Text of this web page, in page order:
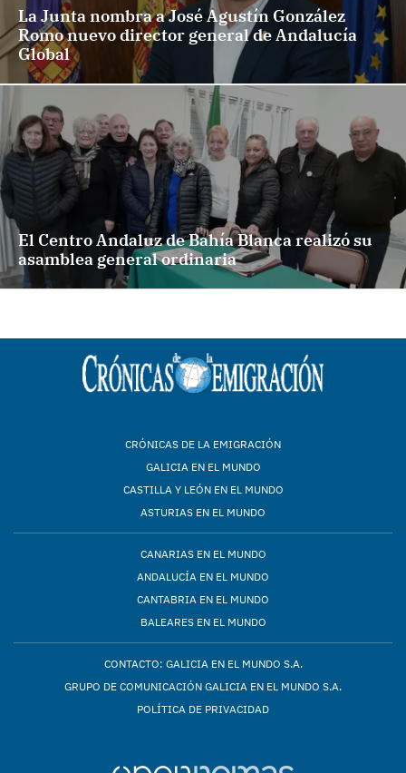
La Junta nombra a José Agustín González
Romo nuevo director general de Andalucía
Global
El Centro Andaluz de Bahía Blanca realizó su
asamblea general ordinaria
CRÓNICAS DE LA EMIGRACIÓN
GALICIA EN EL MUNDO
CASTILLA Y LEÓN EN EL MUNDO
ASTURIAS EN EL MUNDO
CANARIAS EN EL MUNDO
ANDALUCÍA EN EL MUNDO
CANTABRIA EN EL MUNDO
BALEARES EN EL MUNDO
CONTACTO: GALICIA EN EL MUNDO S.A.
GRUPO DE COMUNICACIÓN GALICIA EN EL MUNDO S.A.
POLÍTICA DE PRIVACIDAD